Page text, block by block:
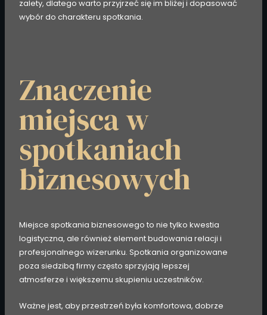
zalety, dlatego warto przyjrzeć się im bliżej i dopasować
wybór do charakteru spotkania.
Znaczenie
miejsca w
spotkaniach
biznesowych
Miejsce spotkania biznesowego to nie tylko kwestia
logistyczna, ale również element budowania relacji i
profesjonalnego wizerunku. Spotkania organizowane
poza siedzibą firmy często sprzyjają lepszej
atmosferze i większemu skupieniu uczestników.
Ważne jest, aby przestrzeń była komfortowa, dobrze